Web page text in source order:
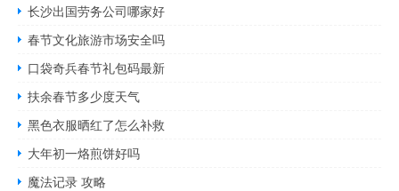
长沙出国劳务公司哪家好
春节文化旅游市场安全吗
口袋奇兵春节礼包码最新
扶余春节多少度天气
黑色衣服晒红了怎么补救
大年初一烙煎饼好吗
魔法记录 攻略